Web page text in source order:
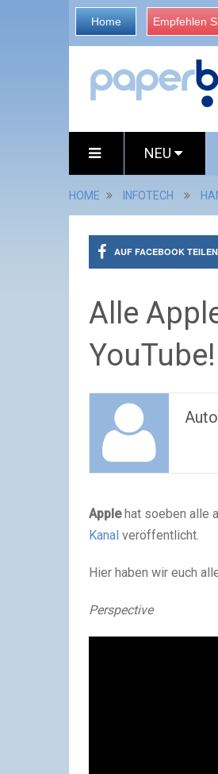
Home Empfehlen
NEU
HOME INFOTECH
AUF FACEBOOK TEILEN
Alle
YouTube!
Applehat soeben alle
Kanal veröffentlicht.
Hier haben wir euch
Perspective